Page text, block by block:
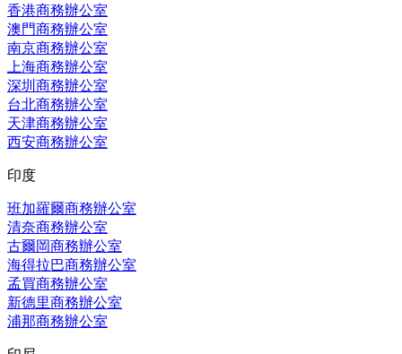
香港商務辦公室
澳門商務辦公室
南京商務辦公室
上海商務辦公室
深圳商務辦公室
台北商務辦公室
天津商務辦公室
西安商務辦公室
印度
班加羅爾商務辦公室
清奈商務辦公室
古爾岡商務辦公室
海得拉巴商務辦公室
孟買商務辦公室
新德里商務辦公室
浦那商務辦公室